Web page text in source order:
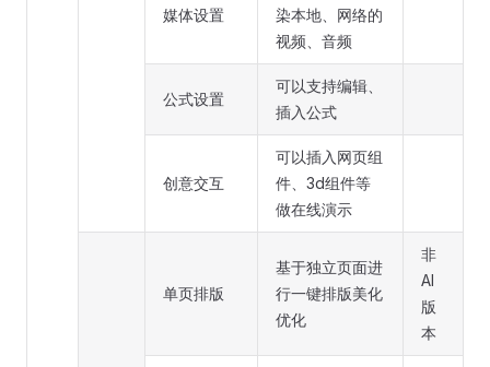
媒体设置
染本地、网络的
视频、音频
公式设置
可以支持编辑、
插入公式
创意交互
可以插入网页组
件、3d组件等
做在线演示
单页排版
基于独立页面进
行一键排版美化
优化
非
AI
版
本